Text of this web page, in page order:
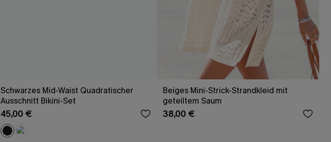
Schwarzes Mid-Waist Quadratischer
Ausschnitt Bikini-Set
45,00 €
Beiges Mini-Strick-Strandkleid mit
geteiltem Saum
38,00 €